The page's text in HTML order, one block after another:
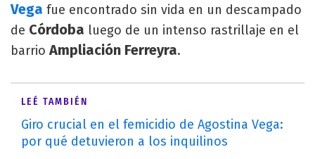
Vega fue encontrado sin vida en un descampado
de Córdoba luego de un intenso rastrillaje en el
barrioAmpliación Ferreyra.
LEÉ TAMBIÉN
Giro crucial en el femicidio de Agostina Vega:
por qué detuvieron a los inquilinos